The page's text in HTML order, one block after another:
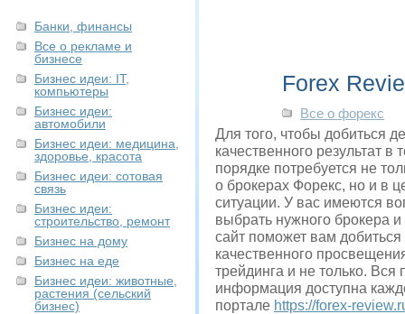
Банки, финансы
Все о рекламе и
бизнесе
Бизнес идеи: IT,
компьютеры
Бизнес идеи:
автомобили
Бизнес идеи: медицина,
здоровье, красота
Бизнес идеи: сотовая
связь
Бизнес идеи:
строительство, ремонт
Бизнес на дому
Бизнес на еде
Бизнес идеи: животные,
растения (сельский
бизнес)
Forex
Все о форекс
Для того, чтобы добиться
качественного результат в
порядке потребуется не
о брокерах Форекс, но и в
ситуации. У вас имеются
выбрать нужного брокера
сайт поможет вам
качественного
трейдинга и не только. Вся
информация доступна
портале https://forex-